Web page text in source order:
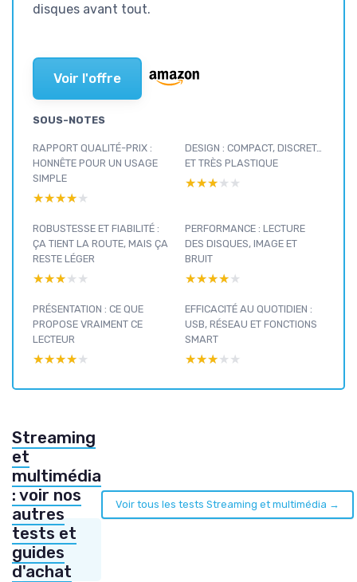
disques avant tout.
Voir l'offre
SOUS-NOTES
RAPPORT QUALITÉ-PRIX :
HONNÊTE POUR UN USAGE
SIMPLE
★★★★★
★★★★★
DESIGN : COMPACT, DISCRET…
ET TRÈS PLASTIQUE
★★★★★
★★★★★
ROBUSTESSE ET FIABILITÉ :
ÇA TIENT LA ROUTE, MAIS ÇA
RESTE LÉGER
★★★★★
★★★★★
PERFORMANCE : LECTURE
DES DISQUES, IMAGE ET
BRUIT
★★★★★
★★★★★
PRÉSENTATION : CE QUE
PROPOSE VRAIMENT CE
LECTEUR
★★★★★
★★★★★
EFFICACITÉ AU QUOTIDIEN :
USB, RÉSEAU ET FONCTIONS
SMART
★★★★★
★★★★★
Streaming
et
multimédia
: voir nos
autres
tests et
guides
d'achat
Voir tous les tests Streaming et multimédia →